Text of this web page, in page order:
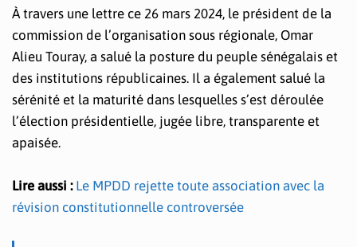
À travers une lettre ce 26 mars 2024, le président de la
commission de l’organisation sous régionale, Omar
Alieu Touray, a salué la posture du peuple sénégalais et
des institutions républicaines. Il a également salué la
sérénité et la maturité dans lesquelles s’est déroulée
l’élection présidentielle, jugée libre, transparente et
apaisée.
Lire aussi : Le MPDD rejette toute association avec la
révision constitutionnelle controversée